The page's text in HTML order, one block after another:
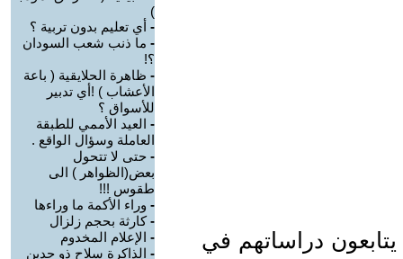
دراساتهم في
)
- أي تعليم بدون تربية ؟
- ما ذنب شعب السودان
؟!
- ظاهرة الحلايقية ( باعة
الأعشاب ) !أي تدبير
للأسواق ؟
- العيد الأممي للطبقة
العاملة وسؤال الواقع .
- حتى لا تتحول
بعض(الظواهر ) الى
طقوس !!!
- وراء الأكمة ما وراءها
-كارثة بحجم زلزال
- الإعلام المخدوم
- الذاكرة سلاح ذو حدين